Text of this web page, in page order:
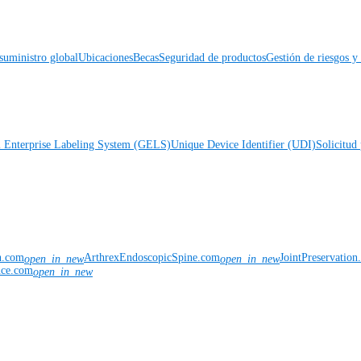
globalUbicacionesBecasSeguridad de productosGestión de riesgos
Enterprise Labeling System (GELS)Unique Device Identifier (UDI)Solicitud
open_in_newArthrexEndoscopicSpine.comopen_in_new
open_in_new